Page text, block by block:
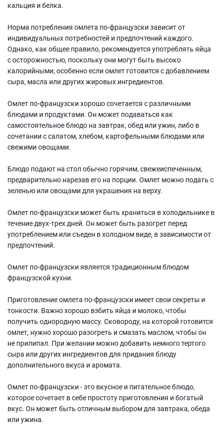
кальция и белка.
Норма потребления омлета по-французски зависит от
индивидуальных потребностей и предпочтений каждого.
Однако, как общее правило, рекомендуется употреблять яйца
с осторожностью, поскольку они могут быть высоко
калорийными, особенно если омлет готовится с добавлением
сыра, масла или других жировых ингредиентов.
Омлет по-французски хорошо сочетается с различными
блюдами и продуктами. Он может подаваться как
самостоятельное блюдо на завтрак, обед или ужин, либо в
сочетании с салатом, хлебом, картофельными блюдами или
свежими овощами.
Блюдо подают на стол обычно горячим, свежеиспеченным,
предварительно нарезав его на порции. Омлет можно подать с
зеленью или овощами для украшения на верху.
Омлет по-французски может быть храниться в холодильнике в
течение двух-трех дней. Он может быть разогрет перед
употреблением или съеден в холодном виде, в зависимости от
предпочтений.
Омлет по-французски является традиционным блюдом
французской кухни.
Приготовление омлета по-французски имеет свои секреты и
тонкости. Важно хорошо взбить яйца и молоко, чтобы
получить однородную массу. Сковороду, на которой готовится
омлет, нужно хорошо разогреть и смазать маслом, чтобы он
не прилипал. При желании можно добавить немного тертого
сыра или других ингредиентов для придания блюду
дополнительного вкуса и аромата.
Омлет по-французски - это вкусное и питательное блюдо,
которое сочетает в себе простоту приготовления и богатый
вкус. Он может быть отличным выбором для завтрака, обеда
или ужина.